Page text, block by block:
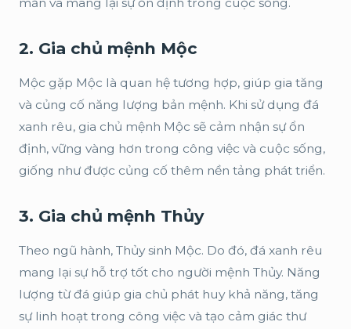
2. Gia chủ mệnh Mộc
Mộc gặp Mộc là quan hệ tương hợp, giúp gia tăng
và củng cố năng lượng bản mệnh. Khi sử dụng đá
xanh rêu, gia chủ mệnh Mộc sẽ cảm nhận sự ổn
định, vững vàng hơn trong công việc và cuộc sống,
giống như được củng cố thêm nền tảng phát triển.
3. Gia chủ mệnh Thủy
Theo ngũ hành, Thủy sinh Mộc. Do đó, đá xanh rêu
mang lại sự hỗ trợ tốt cho người mệnh Thủy. Năng
lượng từ đá giúp gia chủ phát huy khả năng, tăng
sự linh hoạt trong công việc và tạo cảm giác thư